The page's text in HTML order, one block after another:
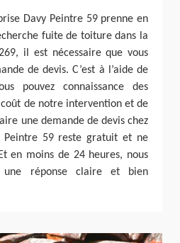
Davy Peintre 59 prenne en
fuite de toiture dans la
il est nécessaire que vous
de devis. C’est à l’aide de
pouvez connaissance des
de notre intervention et de
une demande de devis chez
Peintre 59 reste gratuit et ne
en moins de 24 heures, nous
une réponse claire et bien